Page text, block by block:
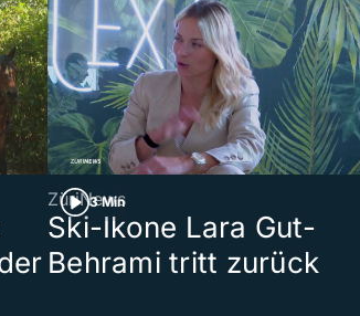
3 Min
ZüriNews
Ski-Ikone Lara Gut-
Behrami tritt zurück